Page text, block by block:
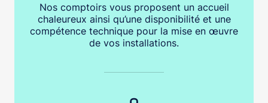
Nos comptoirs vous proposent un accueil
chaleureux ainsi qu’une disponibilité et une
compétence technique pour la mise en œuvre
de vos installations.